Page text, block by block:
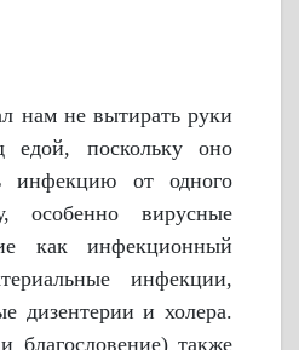
нам не вытирать руки
едой, поскольку оно
инфекцию от одного
особенно вирусные
как инфекционный
инфекции,
дизентерии и холера.
также